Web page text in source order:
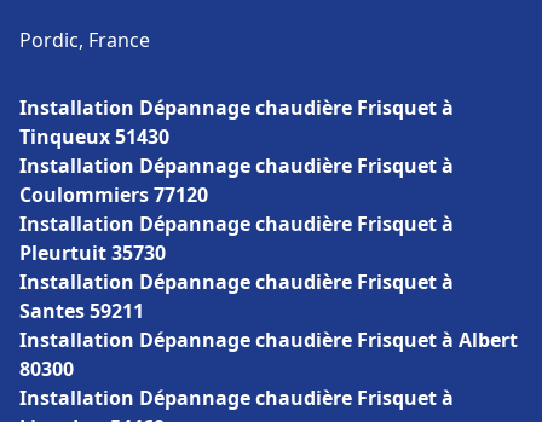
Pordic, France
Installation Dépannage chaudière Frisquet à
Tinqueux 51430
Installation Dépannage chaudière Frisquet à
Coulommiers 77120
Installation Dépannage chaudière Frisquet à
Pleurtuit 35730
Installation Dépannage chaudière Frisquet à
Santes 59211
Installation Dépannage chaudière Frisquet à Albert
80300
Installation Dépannage chaudière Frisquet à